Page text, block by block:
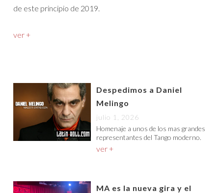
de este principio de 2019.
ver +
Despedimos a Daniel
Melingo
julio 1, 2026
Homenaje a unos de los mas grandes
representantes del Tango moderno.
ver +
MA es la nueva gira y el